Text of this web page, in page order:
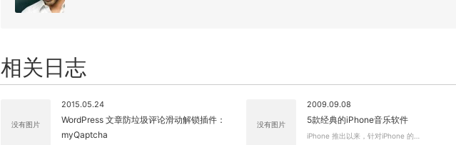
相关日志
没有图片
2015.05.24
WordPress 文章防垃圾评论滑动解锁插件：
myQaptcha
没有图片
2009.09.08
5款经典的iPhone音乐软件
iPhone 推出以来，针对iPhone 的…